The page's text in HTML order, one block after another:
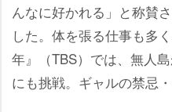
んなに好かれる」と称賛
した。体を張る仕事も多
年』（TBS）では、無人
にも挑戦。ギャルの禁忌